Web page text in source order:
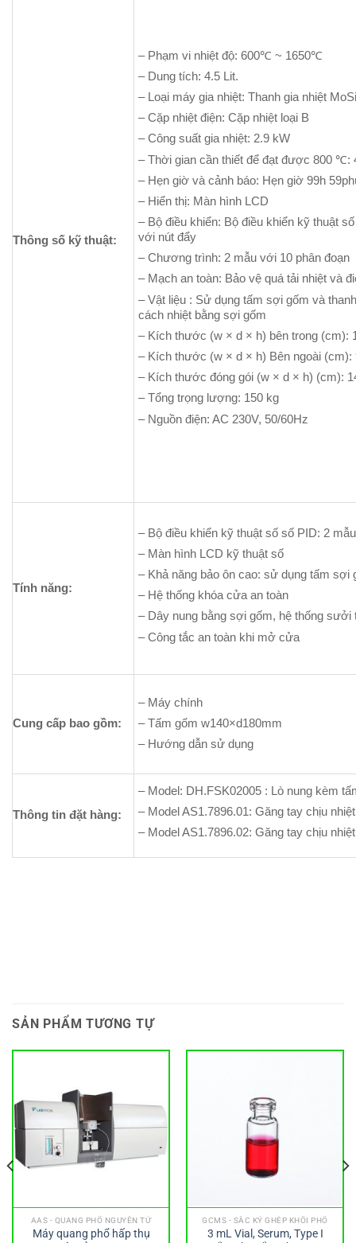
Thông số kỹ thuật:
– Phạm vi nhiệt độ: 600℃ ~ 1650℃
– Dung tích: 4.5 Lit.
– Loại máy gia nhiệt: Thanh gia nhiệt
– Cặp nhiệt điện: Cặp nhiệt loại B
– Công suất gia nhiệt: 2.9 kW
– Thời gian cần thiết để đạt được 800 ℃:
– Hẹn giờ và cảnh báo: Hẹn giờ 99h
– Hiển thị: Màn hình LCD
– Bộ điều khiển: Bộ điều khiển kỹ thuật
với nút đẩy
– Chương trình: 2 mẫu với 10 phân đoạn
– Mạch an toàn: Bảo vệ quá tải nhiệt và
– Vật liệu : Sử dụng tấm sợi gốm và
cách nhiệt bằng sợi gốm
– Kích thước (w × d × h) bên trong (cm):
– Kích thước (w × d × h) Bên ngoài (cm):
– Kích thước đóng gói (w × d × h) (cm):
– Tổng trọng lượng: 150 kg
– Nguồn điện: AC 230V, 50/60Hz
Tính năng:
– Bộ điều khiển kỹ thuật số số PID: 2
– Màn hình LCD kỹ thuật số
– Khả năng bảo ôn cao: sử dụng tấm sợi
– Hệ thống khóa cửa an toàn
– Dây nung bằng sợi gốm, hệ thống sưởi
– Công tắc an toàn khi mở cửa
Cung cấp bao gồm:
– Máy chính
– Tấm gốm w140×d180mm
– Hướng dẫn sử dụng
Thông tin đặt hàng:
– Model: DH.FSK02005 : Lò nung kèm
– Model AS1.7896.01: Găng tay chịu
– Model AS1.7896.02: Găng tay chịu
SẢN PHẨM TƯƠNG TỰ
AAS - QUANG PHỔ NGUYÊN TỬ
Máy quang phổ hấp thụ
GCMS - SẮC KÝ GHÉP KHỐI PHỔ
3 mL Vial, Serum, Type I